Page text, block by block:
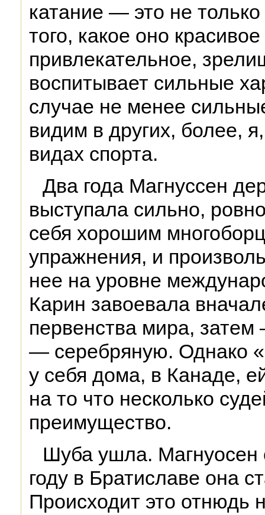
катание — это не
того, какое оно
привлекательное,
воспитывает сильные
случае не менее
видим в других, более,
видах спорта.
Два года Магнуссен
выступала сильно,
себя хорошим
упражнения, и
нее на уровне
Карин завоевала
первенства мира,
— серебряную. Однако
у себя дома, в Канаде,
на то что несколько
преимущество.
Шуба ушла. Магнуосен
году в Братиславе она
Происходит это отнюдь